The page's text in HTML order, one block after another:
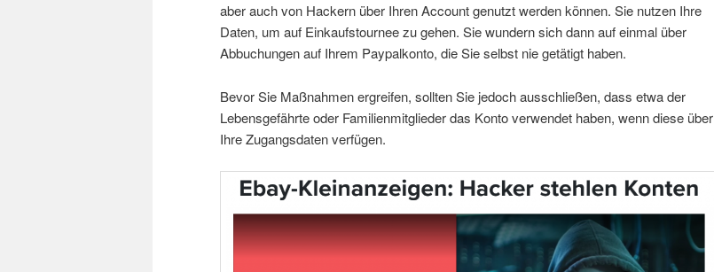
aber auch von Hackern über Ihren Account genutzt werden können. Sie nutzen Ihre
Daten, um auf Einkaufstournee zu gehen. Sie wundern sich dann auf einmal über
Abbuchungen auf Ihrem Paypalkonto, die Sie selbst nie getätigt haben.
Bevor Sie Maßnahmen ergreifen, sollten Sie jedoch ausschließen, dass etwa der
Lebensgefährte oder Familienmitglieder das Konto verwendet haben, wenn diese über
Ihre Zugangsdaten verfügen.